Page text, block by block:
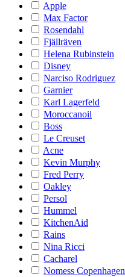
Apple
Max Factor
Rosendahl
Fjällräven
Helena Rubinstein
Disney
Narciso Rodriguez
Garnier
Karl Lagerfeld
Moroccanoil
Boss
Le Creuset
Acne
Kevin Murphy
Fred Perry
Oakley
Persol
Hummel
KitchenAid
Rains
Nina Ricci
Cacharel
Nomess Copenhagen